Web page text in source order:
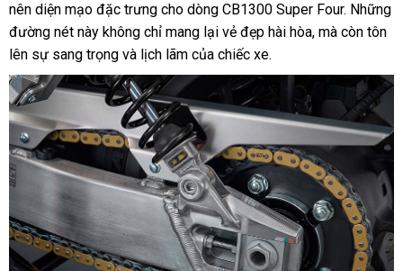
nên diện mạo đặc trưng cho dòng CB1300 Super Four. Những
đường nét này không chỉ mang lại vẻ đẹp hài hòa, mà còn tôn
lên sự sang trọng và lịch lãm của chiếc xe.